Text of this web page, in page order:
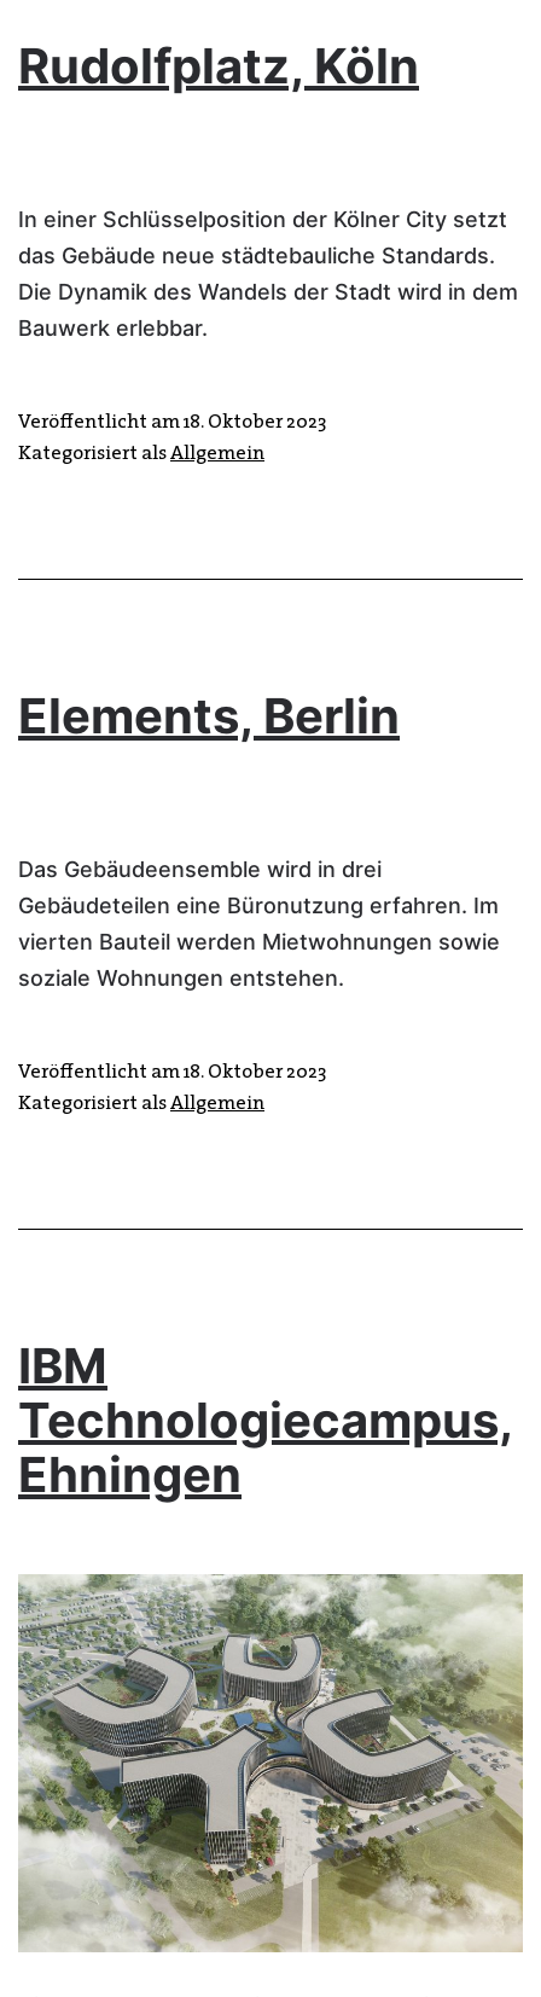
Rudolfplatz, Köln
In einer Schlüsselposition der Kölner City setzt
das Gebäude neue städtebauliche Standards.
Die Dynamik des Wandels der Stadt wird in dem
Bauwerk erlebbar.
Veröffentlicht am18. Oktober 2023
Kategorisiert alsAllgemein
Elements, Berlin
Das Gebäudeensemble wird in drei
Gebäudeteilen eine Büronutzung erfahren. Im
vierten Bauteil werden Mietwohnungen sowie
soziale Wohnungen entstehen.
Veröffentlicht am18. Oktober 2023
Kategorisiert alsAllgemein
IBM
Technologiecampus,
Ehningen